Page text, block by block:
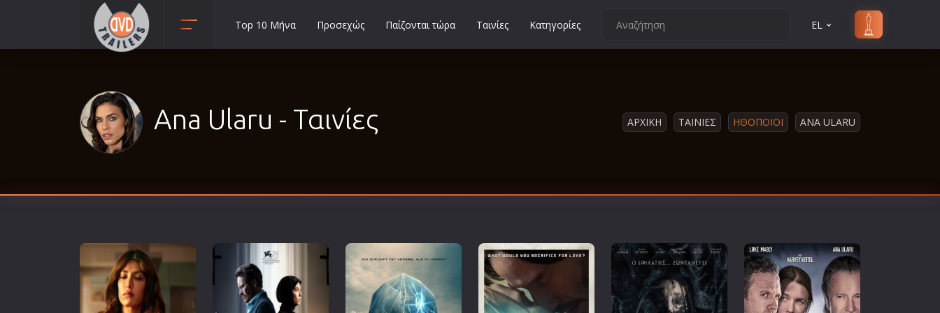
Αισθηματικές
Αισθησιακές
Βιογραφίες
Δράσης
Ελληνικός Κινηματογράφος
Μιούζικαλ
Νεανικές
Παιδικές
Περιπέτειες
Πολεμικές
Top 10 Μήνα Προσεχώς Παίζονται τώρα Ταινίες Κατηγορίες EL
Ana Ularu - Ταινίες ΑΡΧΙΚΗ ΤΑΙΝΙΕΣ ΗΘΟΠΟΙΟΙ ANA ULARU